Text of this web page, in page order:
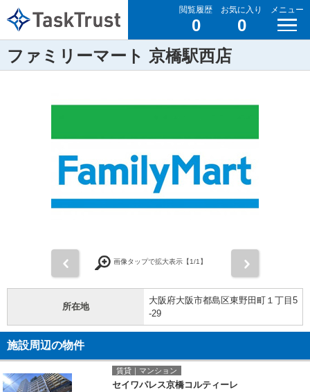
閲覧履歴
0
お気に入り
0
メニュー
ファミリーマート 京橋駅西店
画像タップで拡大表示【1/1】
所在地
大阪府大阪市都島区東野田町１丁目5
-29
施設周辺の物件
賃貸｜マンション
セイワパレス京橋コルティーレ